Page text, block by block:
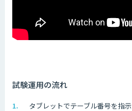
試験運用の流れ
タブレットでテーブル番号を指示